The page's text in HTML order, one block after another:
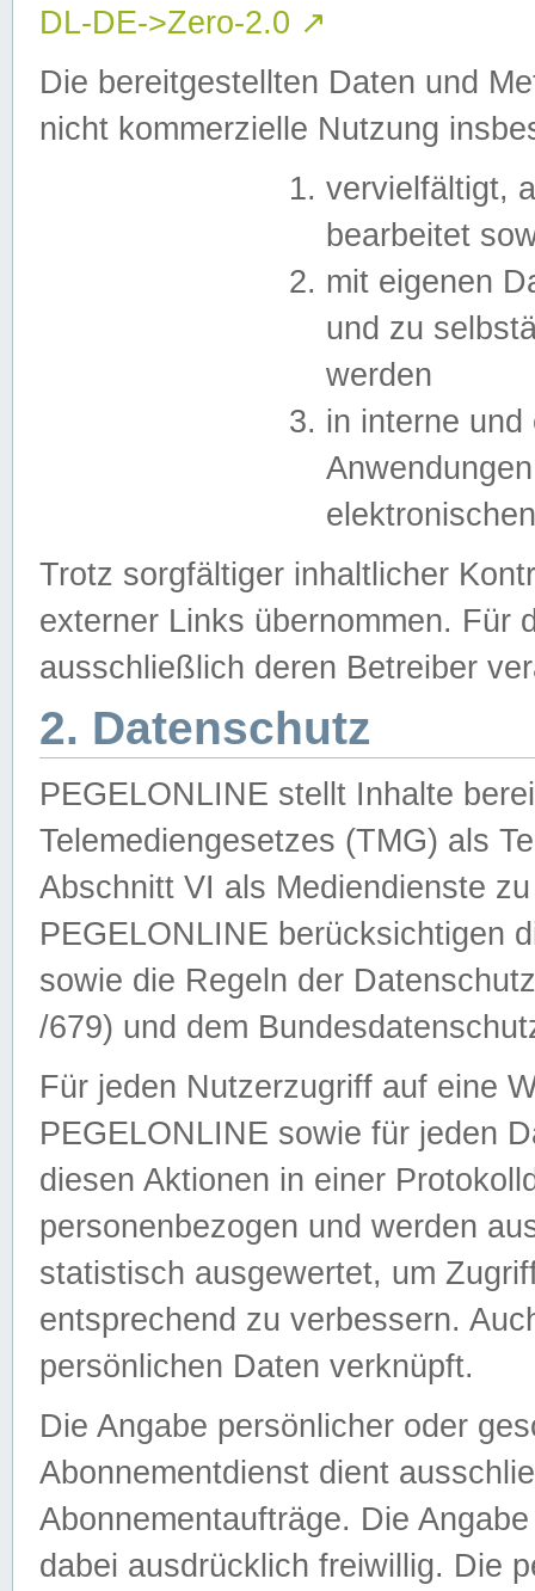
DL-DE->Zero-2.0 ↗
Die bereitgestellten Daten und
nicht kommerzielle Nutzung
vervielfältigt,
bearbeitet
mit eigenen
und zu
werden
in interne
Trotz sorgfältiger inhaltlicher
externer Links übernommen. Für
ausschließlich deren Betreiber
2. Datenschutz
PEGELONLINE stellt Inhalte
Telemediengesetzes (TMG) als
Abschnitt VI als Mediendienste
PEGELONLINE berücksichtigen
sowie die Regeln der
/679) und dem
Für jeden Nutzerzugriff auf eine
PEGELONLINE sowie für jeden
diesen Aktionen in einer
personenbezogen und werden
statistisch ausgewertet, um
entsprechend zu verbessern.
persönlichen Daten verknüpft.
Die Angabe persönlicher oder
Abonnementdienst dient
Abonnementaufträge. Die
dabei ausdrücklich freiwillig. Die